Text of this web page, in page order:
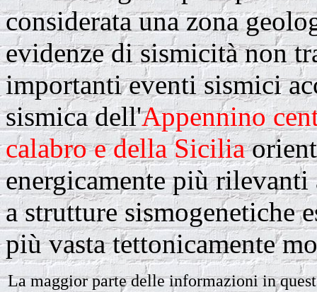
considerata una zona
evidenze di sismicità non
importanti eventi sismici
sismica dell'Appennino
calabro e della Sicilia
energicamente più
a strutture sismogenetiche
più vasta tettonicamente
La maggior parte delle informazioni in